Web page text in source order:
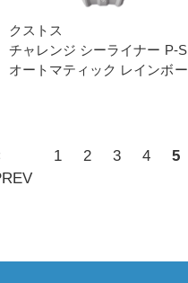
クストス
チャレンジ シーライナー P-S
オートマティック レインボー
1 2 3 4 5